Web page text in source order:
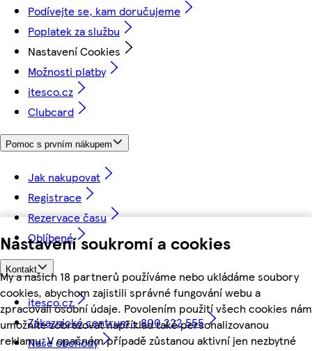
Nastavení soukromí a cookies
My a našich 18 partnerů používáme nebo ukládáme soubory
cookies, abychom zajistili správné fungování webu a
zpracovali osobní údaje. Povolením použití všech cookies nám
umožníte zobrazovat například také personalizovanou
reklamu. V opačném případě zůstanou aktivní jen nezbytné
Podívejte se, kam doručujeme
Poplatek za službu
Nastavení Cookies
Možnosti platby
itesco.cz
Clubcard
Pomoc s prvním nákupem
Jak nakupovat
Registrace
Rezervace času
Oblíbené
Kontakt
itesco.cz
Zákaznické centrum - 800 222 555
Naše obchody